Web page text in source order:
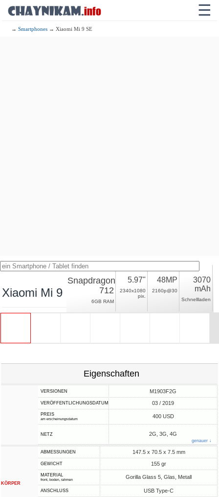
☰
→Smartphones → Xiaomi Mi 9 SE
Xiaomi Mi 9 SE
Snapdragon
712
6GB RAM
5.97"
2340x1080
pix.
48MP
2160p@30
3070
mAh
Schnellladen
Eigenschaften
VERSIONEN M1903F2G
VERÖFFENTLICHUNGSDATUM 03 / 2019
PREIS
am erscheinungsdatum 400 USD
NETZ 2G, 3G, 4G
genauer ↓
KÖRPER
ABMESSUNGEN 147.5 x 70.5 x 7.5 mm
GEWICHT 155 gr
MATERIAL
front, boden, rahmen Gorilla Glass 5, Glas, Metall
ANSCHLUSS USB Type-C